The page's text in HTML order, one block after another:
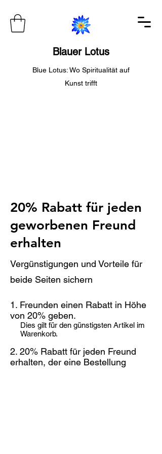
Blauer Lotus
Blue Lotus: Wo Spiritualität auf
Kunst trifft
20% Rabatt für jeden
geworbenen Freund
erhalten
Vergünstigungen und Vorteile für
beide Seiten sichern
Freunden einen Rabatt in Höhe
von 20% geben.
Dies gilt für den günstigsten Artikel im
Warenkorb.
20% Rabatt für jeden Freund
erhalten, der eine Bestellung